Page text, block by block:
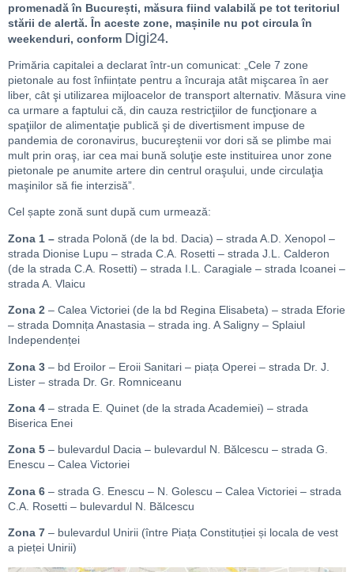
promenadă în București, măsura fiind valabilă pe tot teritoriul
stării de alertă. În aceste zone, mașinile nu pot circula în
weekenduri, conform Digi24.
Primăria capitalei a declarat într-un comunicat: „Cele 7 zone
pietonale au fost înființate pentru a încuraja atât mişcarea în aer
liber, cât şi utilizarea mijloacelor de transport alternativ. Măsura vine
ca urmare a faptului că, din cauza restricţiilor de funcţionare a
spaţiilor de alimentaţie publică şi de divertisment impuse de
pandemia de coronavirus, bucureştenii vor dori să se plimbe mai
mult prin oraş, iar cea mai bună soluţie este instituirea unor zone
pietonale pe anumite artere din centrul oraşului, unde circulaţia
maşinilor să fie interzisă”.
Cel șapte zonă sunt după cum urmează:
Zona 1 – strada Polonă (de la bd. Dacia) – strada A.D. Xenopol –
strada Dionise Lupu – strada C.A. Rosetti – strada J.L. Calderon
(de la strada C.A. Rosetti) – strada I.L. Caragiale – strada Icoanei –
strada A. Vlaicu
Zona 2 – Calea Victoriei (de la bd Regina Elisabeta) – strada Eforie
– strada Domnița Anastasia – strada ing. A Saligny – Splaiul
Independenței
Zona 3 – bd Eroilor – Eroii Sanitari – piața Operei – strada Dr. J.
Lister – strada Dr. Gr. Romniceanu
Zona 4 – strada E. Quinet (de la strada Academiei) – strada
Biserica Enei
Zona 5 – bulevardul Dacia – bulevardul N. Bălcescu – strada G.
Enescu – Calea Victoriei
Zona 6 – strada G. Enescu – N. Golescu – Calea Victoriei – strada
C.A. Rosetti – bulevardul N. Bălcescu
Zona 7 – bulevardul Unirii (între Piața Constituției și locala de vest
a pieței Unirii)